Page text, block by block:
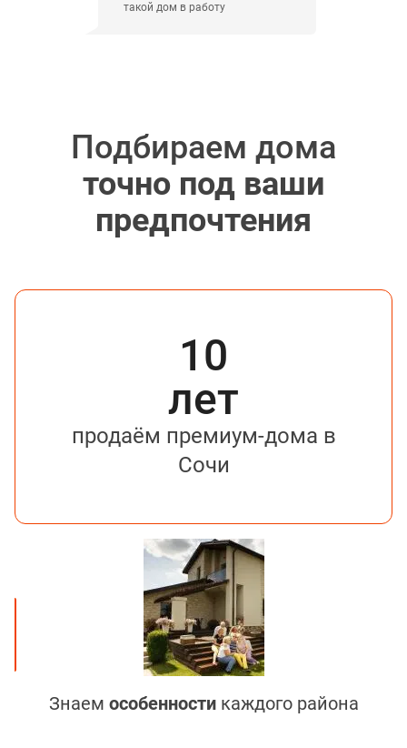
такой дом в работу
Подбираем дома
точно под ваши
предпочтения
10
лет
продаём премиум-дома в
Сочи
Знаем особенностикаждого района